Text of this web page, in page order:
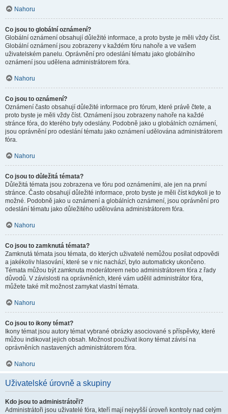
Nahoru
Co jsou to globální oznámení?
Globální oznámení obsahují důležité informace, a proto byste je měli vždy číst.
Globální oznámení jsou zobrazeny v každém fóru nahoře a ve vašem
uživatelském panelu. Oprávnění pro odeslání tématu jako globálního
oznámení jsou udělena administrátorem fóra.
Nahoru
Co jsou to oznámení?
Oznámení často obsahují důležité informace pro fórum, které právě čtete, a
proto byste je měli vždy číst. Oznámení jsou zobrazeny nahoře na každé
stránce fóra, do kterého byly odeslány. Podobně jako u globálních oznámení,
jsou oprávnění pro odeslání tématu jako oznámení udělována administrátorem
fóra.
Nahoru
Co jsou to důležitá témata?
Důležitá témata jsou zobrazena ve fóru pod oznámeními, ale jen na první
stránce. Často obsahují důležité informace, proto byste je měli číst kdykoli je to
možné. Podobně jako u oznámení a globálních oznámení, jsou oprávnění pro
odeslání tématu jako důležitého udělována administrátorem fóra.
Nahoru
Co jsou to zamknutá témata?
Zamknutá témata jsou témata, do kterých uživatelé nemůžou posílat odpovědi
a jakékoliv hlasování, které se v nic nachází, bylo automaticky ukončeno.
Témata můžou být zamknuta moderátorem nebo administrátorem fóra z řady
důvodů. V závislosti na oprávněních, které vám udělil administrátor fóra,
můžete také mít možnost zamykat vlastní témata.
Nahoru
Co jsou to ikony témat?
Ikony témat jsou autory témat vybrané obrázky asociované s příspěvky, které
můžou indikovat jejich obsah. Možnost používat ikony témat závisí na
oprávněních nastavených administrátorem fóra.
Nahoru
Uživatelské úrovně a skupiny
Kdo jsou to administrátoři?
Administrátoři jsou uživatelé fóra, kteří mají nejvyšší úroveň kontroly nad celým